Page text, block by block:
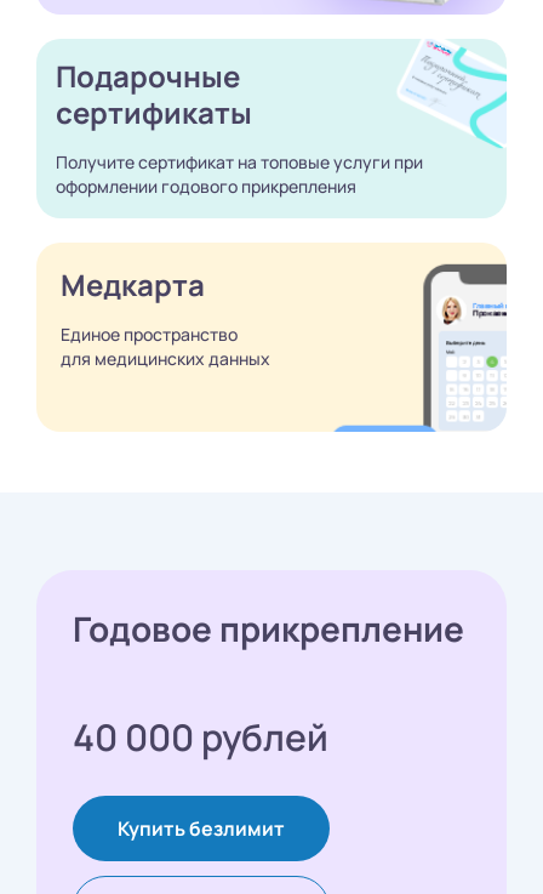
Подарочные
сертификаты
Получите сертификат на топовые услуги при
оформлении годового прикрепления
Медкарта
Единое пространство
для медицинских данных
Годовое прикрепление
40 000 рублей
Купить безлимит